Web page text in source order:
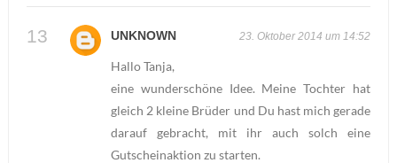
UNKNOWN 23. Oktober 2014 um 14:52
Hallo Tanja,
eine wunderschöne Idee. Meine Tochter hat
gleich 2 kleine Brüder und Du hast mich gerade
darauf gebracht, mit ihr auch solch eine
Gutscheinaktion zu starten.